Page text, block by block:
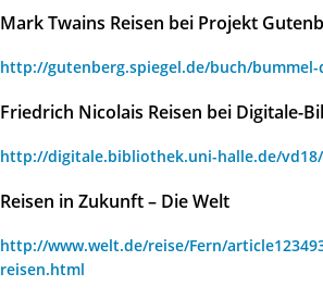
Mark Twains Reisen bei Projekt
http://gutenberg.spiegel.de/buch/bummel-
Friedrich Nicolais Reisen bei Digitale-
http://digitale.bibliothek.uni-halle.de/
Reisen in Zukunft – Die Welt
http://www.welt.de/reise/Fern/
reisen.html